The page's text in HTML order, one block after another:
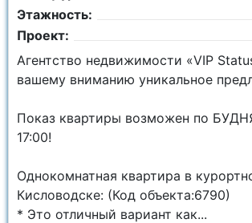
Этажность:
Проект:
Агентство недвижимости «VIP
вашему вниманию уникальное
Показ квартиры возможен по
17:00!
Однокомнатная квартира в
Кисловодске: (Код объекта:6790)
* Это отличный вариант как...